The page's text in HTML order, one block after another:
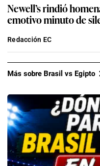
Newell’s rindió
emotivo minuto de
Redacción EC
Más sobre Brasil vs Egipto